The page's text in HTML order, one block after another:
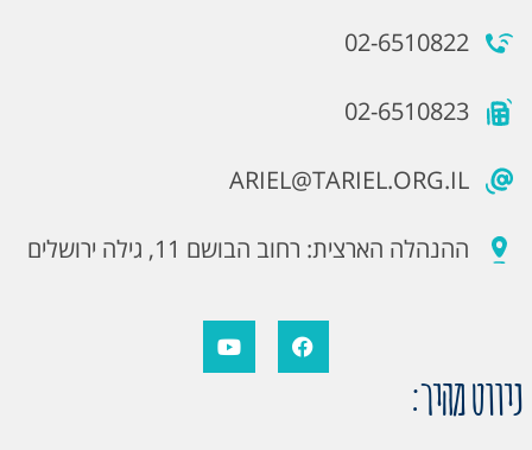
02-6510822
02-6510823
ARIEL@TARIEL.ORG.IL
ההנהלה הארצית: רחוב הבושם 11, גילה ירושלים
ניווט מהיר: